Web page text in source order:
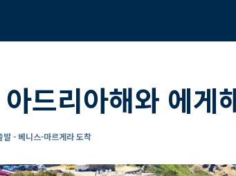
드리아해와 에게
발 - 베니스-마르게라 도착